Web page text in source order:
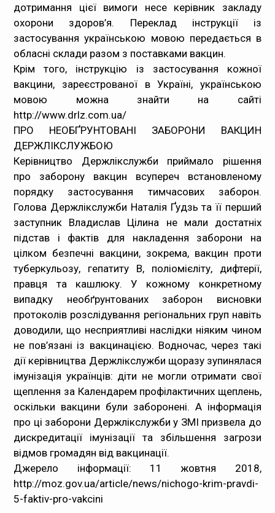
дотримання цієї вимоги несе керівник закладу
охорони здоров’я. Переклад інструкції із
застосування українською мовою передається в
обласні склади разом з поставками вакцин.
Крім того, інструкцію із застосування кожної
вакцини, зареєстрованої в Україні, українською
мовою можна знайти на сайті
http://www.drlz.com.ua/
ПРО НЕОБҐРУНТОВАНІ ЗАБОРОНИ ВАКЦИН
ДЕРЖЛІКСЛУЖБОЮ
Керівництво Держлікслужби приймало рішення
про заборону вакцин всупереч встановленому
порядку застосування тимчасових заборон.
Голова Держлікслужби Наталія Ґудзь та її перший
заступник Владислав Цілина не мали достатніх
підстав і фактів для накладення заборони на
цілком безпечні вакцини, зокрема, вакцин проти
туберкульозу, гепатиту В, поліомієліту, дифтерії,
правця та кашлюку. У кожному конкретному
випадку необґрунтованих заборон висновки
протоколів розслідування регіональних груп навіть
доводили, що несприятливі наслідки ніяким чином
не пов’язані із вакцинацією. Водночас, через такі
дії керівництва Держлікслужби щоразу зупинялася
імунізація українців: діти не могли отримати свої
щеплення за Календарем профілактичних щеплень,
оскільки вакцини були заборонені. А інформація
про ці заборони Держлікслужби у ЗМІ призвела до
дискредитації імунізації та збільшення загрози
відмов громадян від вакцинації.
Джерело інформації: 11 жовтня 2018,
http://moz.gov.ua/article/news/nichogo-krim-pravdi-
5-faktiv-pro-vakcini